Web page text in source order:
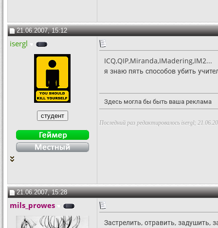
21.06.2007, 15:12
isergl
ICQ,QIP,Miranda,IMadering,IM2...
я знаю пять способов убить
Здесь могла бы быть ваша реклама
Последний раз редактировалось isergl;
21.06.2007, 15:28
mils_prowes
Застрелить, отравить, задушить,